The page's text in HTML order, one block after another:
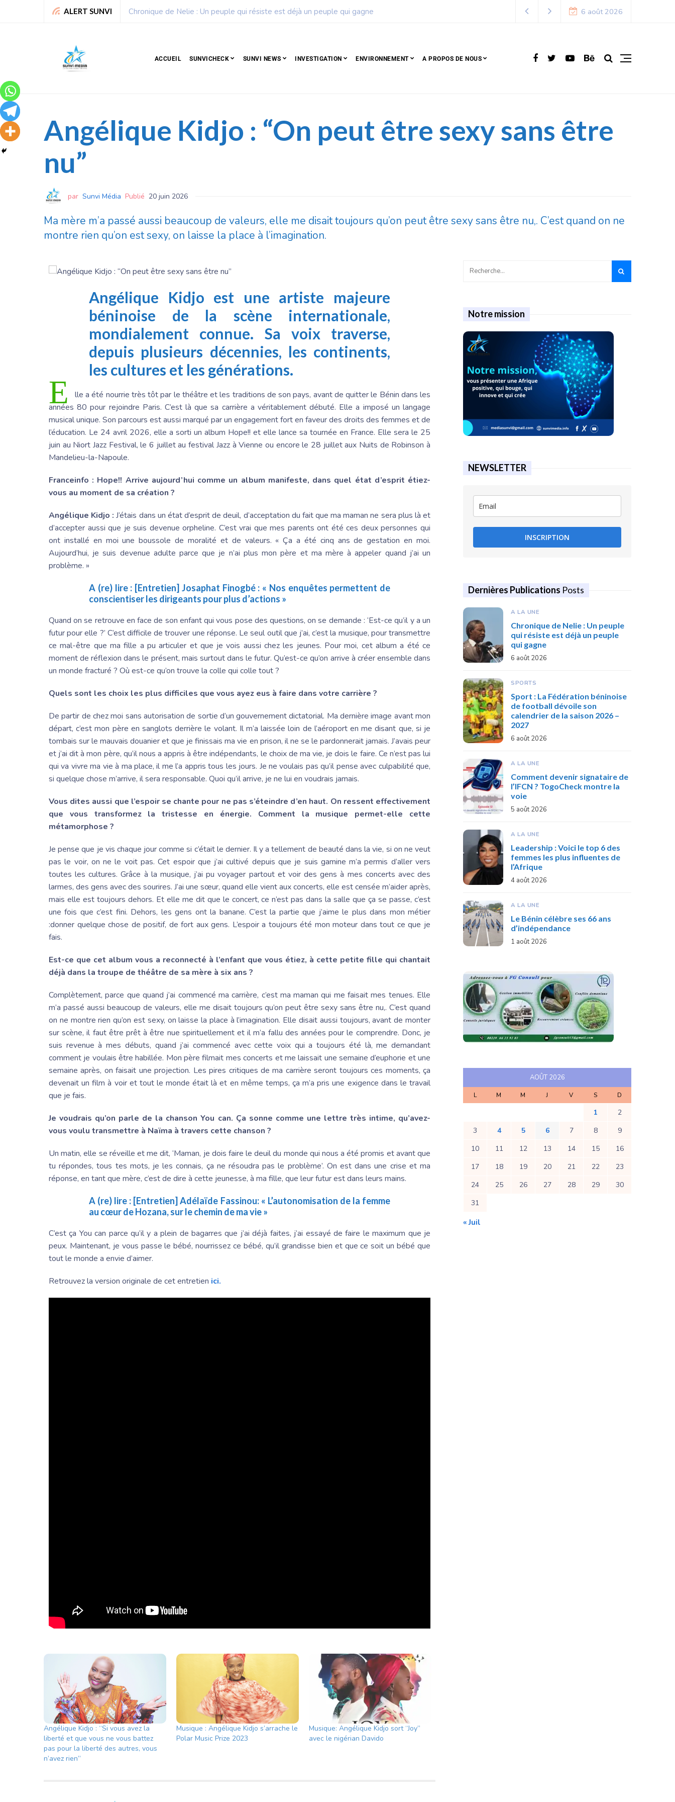
ALERT SUNVI Sport : La Fédération béninoise de football dévoile son calendrier de la saison 2026 – 2027 6 août 2026
ACCUEIL SUNVICHECK SUNVI NEWS INVESTIGATION ENVIRONNEMENT A PROPOS DE NOUS
Angélique Kidjo : “On peut être sexy sans être
nu”
par Sunvi Média Publié 20 juin 2026
Ma mère m’a passé aussi beaucoup de valeurs, elle me disait toujours qu’on peut être sexy sans être nu,. C’est quand on ne
montre rien qu’on est sexy, on laisse la place à l’imagination.
Angélique Kidjo est une artiste majeure
béninoise de la scène internationale,
mondialement connue. Sa voix traverse,
depuis plusieurs décennies, les continents,
les cultures et les générations.
E
lle a été nourrie très tôt par le théâtre et les traditions de son pays, avant de quitter le Bénin dans les
années 80 pour rejoindre Paris. C’est là que sa carrière a véritablement débuté. Elle a imposé un langage
musical unique. Son parcours est aussi marqué par un engagement fort en faveur des droits des femmes et de
l’éducation. Le 24 avril 2026, elle a sorti un album Hope!! et elle lance sa tournée en France. Elle sera le 25
juin au Niort Jazz Festival, le 6 juillet au festival Jazz à Vienne ou encore le 28 juillet aux Nuits de Robinson à
Mandelieu-la-Napoule.
Franceinfo : Hope!! Arrive aujourd’hui comme un album manifeste, dans quel état d’esprit étiez-
vous au moment de sa création ?
Angélique Kidjo : J’étais dans un état d’esprit de deuil, d’acceptation du fait que ma maman ne sera plus là et
d’accepter aussi que je suis devenue orpheline. C’est vrai que mes parents ont été ces deux personnes qui
ont installé en moi une boussole de moralité et de valeurs. « Ça a été cinq ans de gestation en moi.
Aujourd’hui, je suis devenue adulte parce que je n’ai plus mon père et ma mère à appeler quand j’ai un
problème. »
A (re) lire : [Entretien] Josaphat Finogbé: « Nos enquêtes permettent de
conscientiser les dirigeants pour plus d’actions »
Quand on se retrouve en face de son enfant qui vous pose des questions, on se demande : ‘Est-ce qu’il y a un
futur pour elle ?’ C’est difficile de trouver une réponse. Le seul outil que j’ai, c’est la musique, pour transmettre
ce mal-être que ma fille a pu articuler et que je vois aussi chez les jeunes. Pour moi, cet album a été ce
moment de réflexion dans le présent, mais surtout dans le futur. Qu’est-ce qu’on arrive à créer ensemble dans
un monde fracturé ? Où est-ce qu’on trouve la colle qui colle tout ?
Quels sont les choix les plus difficiles que vous ayez eus à faire dans votre carrière ?
De partir de chez moi sans autorisation de sortie d’un gouvernement dictatorial. Ma dernière image avant mon
départ, c’est mon père en sanglots derrière le volant. Il m’a laissée loin de l’aéroport en me disant que, si je
tombais sur le mauvais douanier et que je finissais ma vie en prison, il ne se le pardonnerait jamais. J’avais peur
et j’ai dit à mon père, qu’il nous a appris à être indépendants, le choix de ma vie, je dois le faire. Ce n’est pas lui
qui va vivre ma vie à ma place, il me l’a appris tous les jours. Je ne voulais pas qu’il pense avec culpabilité que,
si quelque chose m’arrive, il sera responsable. Quoi qu’il arrive, je ne lui en voudrais jamais.
Vous dites aussi que l’espoir se chante pour ne pas s’éteindre d’en haut. On ressent effectivement
que vous transformez la tristesse en énergie. Comment la musique permet-elle cette
métamorphose ?
Je pense que je vis chaque jour comme si c’était le dernier. Il y a tellement de beauté dans la vie, si on ne veut
pas le voir, on ne le voit pas. Cet espoir que j’ai cultivé depuis que je suis gamine m’a permis d’aller vers
toutes les cultures. Grâce à la musique, j’ai pu voyager partout et voir des gens à mes concerts avec des
larmes, des gens avec des sourires. J’ai une sœur, quand elle vient aux concerts, elle est censée m’aider après,
mais elle est toujours dehors. Et elle me dit que le concert, ce n’est pas dans la salle que ça se passe, c’est
une fois que c’est fini. Dehors, les gens ont la banane. C’est la partie que j’aime le plus dans mon métier
:donner quelque chose de positif, de fort aux gens. L’espoir a toujours été mon moteur dans tout ce que je
fais.
Est-ce que cet album vous a reconnecté à l’enfant que vous étiez, à cette petite fille qui chantait
déjà dans la troupe de théâtre de sa mère à six ans ?
Complètement, parce que quand j’ai commencé ma carrière, c’est ma maman qui me faisait mes tenues. Elle
m’a passé aussi beaucoup de valeurs, elle me disait toujours qu’on peut être sexy sans être nu,. C’est quand
on ne montre rien qu’on est sexy, on laisse la place à l’imagination. Elle disait aussi toujours, avant de monter
sur scène, il faut être prêt à être nue spirituellement et il m’a fallu des années pour le comprendre. Donc, je
suis revenue à mes débuts, quand j’ai commencé avec cette voix qui a toujours été là, me demandant
comment je voulais être habillée. Mon père filmait mes concerts et me laissait une semaine d’euphorie et une
semaine après, on faisait une projection. Les pires critiques de ma carrière seront toujours ces moments, ça
devenait un film à voir et tout le monde était là et en même temps, ça m’a pris une exigence dans le travail
que je fais.
Je voudrais qu’on parle de la chanson You can. Ça sonne comme une lettre très intime, qu’avez-
vous voulu transmettre à Naïma à travers cette chanson ?
Un matin, elle se réveille et me dit, ‘Maman, je dois faire le deuil du monde qui nous a été promis et avant que
tu répondes, tous tes mots, je les connais, ça ne résoudra pas le problème’. On est dans une crise et ma
réponse, en tant que mère, c’est de dire à cette jeunesse, à ma fille, que leur futur est dans leurs mains.
A (re) lire : [Entretien]Adélaïde Fassinou: « L’autonomisation de la femme
au cœur de Hozana, sur le chemin de ma vie »
C’est ça You can parce qu’il y a plein de bagarres que j’ai déjà faites, j’ai essayé de faire le maximum que je
peux. Maintenant, je vous passe le bébé, nourrissez ce bébé, qu’il grandisse bien et que ce soit un bébé que
tout le monde a envie d’aimer.
Retrouvez la version originale de cet entretien ici.
Angélique Kidjo : “Si vous avez la
liberté et que vous ne vous battez
pas pour la liberté des autres, vous
n’avez rien”
Musique : Angélique Kidjo s’arrache le
Polar Music Prize 2023
Musique: Angélique Kidjo sort “Joy”
avec le nigérian Davido
Notre mission
NEWSLETTER
INSCRIPTION
Dernières Publications Posts
A LA UNE
Chronique de Nelie : Un peuple
qui résiste est déjà un peuple
qui gagne
6 août 2026
SPORTS
Sport : La Fédération béninoise
de football dévoile son
calendrier de la saison 2026 –
2027
6 août 2026
A LA UNE
Comment devenir signataire de
l’IFCN ? TogoCheck montre la
voie
5 août 2026
A LA UNE
Leadership : Voici le top 6 des
femmes les plus influentes de
l’Afrique
4 août 2026
A LA UNE
Le Bénin célèbre ses 66 ans
d’indépendance
1 août 2026
AOÛT 2026
L M M J V S D
1
2
3
4 5 6 7 8
9
10
11 12 13 14 15
16
17
18 19 20 21 22
23
24
25 26 27 28 29
30
31
« Juil